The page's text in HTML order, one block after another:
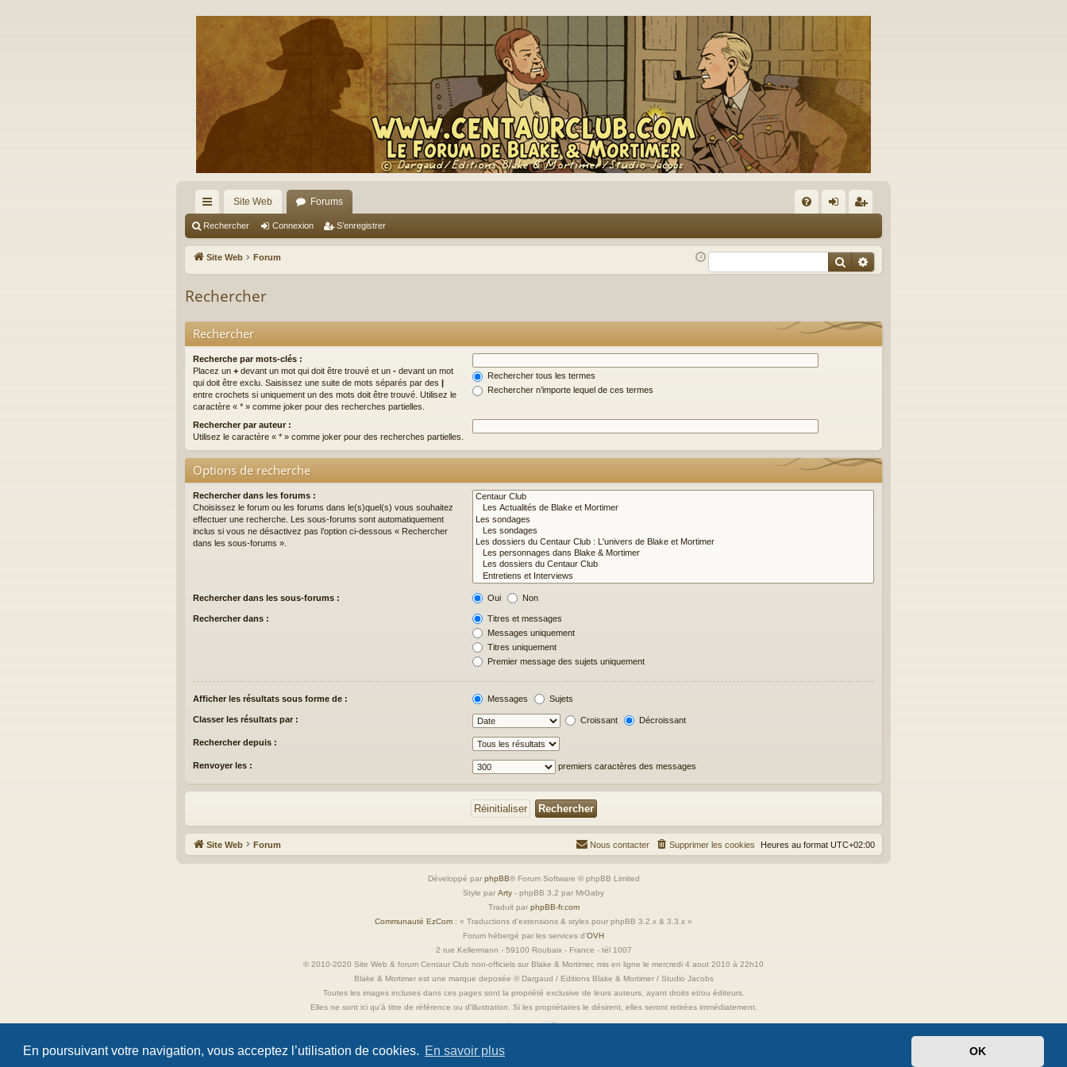
En poursuivant votre navigation, vous acceptez l’utilisation de cookies. En savoir plus OK
cc
ès
ra
pi
de
Site Web Forums
Q ne
xi
nr
eg
re
r
Rechercher Connexion S’enregistrer
Site Web Forum Rechercher
Recherche avancée
Rechercher
Rechercher
Recherche par mots-clés :
Placez un + devant un mot qui doit être trouvé et un - devant un mot
qui doit être exclu. Saisissez une suite de mots séparés par des |
entre crochets si uniquement un des mots doit être trouvé. Utilisez le
caractère « * » comme joker pour des recherches partielles.
Rechercher tous les termes
Rechercher n’importe lequel de ces termes
Rechercher par auteur :
Utilisez le caractère « * » comme joker pour des recherches partielles.
Options de recherche
Rechercher dans les forums :
Choisissez le forum ou les forums dans le(s)quel(s) vous souhaitez
effectuer une recherche. Les sous-forums sont automatiquement
inclus si vous ne désactivez pas l’option ci-dessous « Rechercher
dans les sous-forums ».
Rechercher dans les sous-forums : Oui Non
Rechercher dans :
Titres et messages
Messages uniquement
Titres uniquement
Premier message des sujets uniquement
Afficher les résultats sous forme de : Messages Sujets
Classer les résultats par : Croissant Décroissant
Rechercher depuis :
Renvoyer les : premiers caractères des messages
Site Web Forum Heures au format UTC+02:00
Supprimer les cookies
Nous contacter
Développé par phpBB® Forum Software © phpBB Limited
Style par Arty - phpBB 3.2 par MrGaby
Traduit par phpBB-fr.com
Communauté EzCom : « Traductions d'extensions & styles pour phpBB 3.2.x & 3.3.x »
Forum hébergé par les services d’OVH
2 rue Kellermann - 59100 Roubaix - France - tél 1007
© 2010-2020 Site Web & forum Centaur Club non-officiels sur Blake & Mortimer, mis en ligne le mercredi 4 aout 2010 à 22h10
Blake & Mortimer est une marque deposée © Dargaud / Editions Blake & Mortimer / Studio Jacobs
Toutes les images incluses dans ces pages sont la propriété exclusive de leurs auteurs, ayant droits et/ou éditeurs.
Elles ne sont ici qu'à titre de référence ou d'illustration. Si les propriétaires le désirent, elles seront retirées immédiatement.